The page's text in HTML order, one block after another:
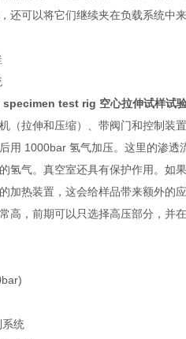
还可以将它们继续夹在负载系统中
test rig 空心拉伸试样试
（拉伸和压缩）、带阀门和控制装
用 1000bar 氢气加压。这里的渗
氢气。真空室还具有保护作用。如
加热装置，这会给样品带来额外的
高，前期可以只选择高压部分，并
统